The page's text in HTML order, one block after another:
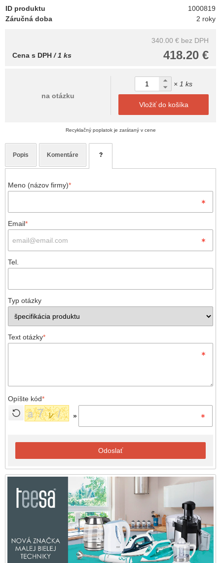
ID produktu
1000819
Záručná doba
2 roky
340.00 € bez DPH
418.20 €
Cena s DPH/ 1 ks
na otázku
× 1 ks
Vložiť do košíka
Recyklačný poplatok je zarátaný v cene
Popis Komentáre ?
Meno (názov firmy)*
Email*
Tel.
Typ otázky
Text otázky*
Opíšte kód*
»
Odoslať